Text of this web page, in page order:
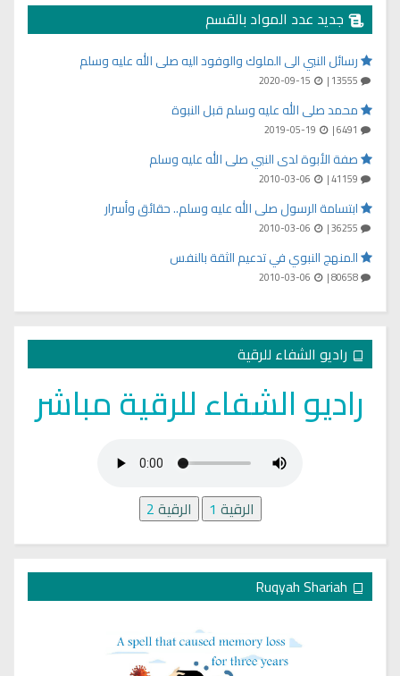
جديد عدد المواد بالقسم
رسائل النبي الى الملوك والوفود اليه صلى الله عليه وسلم
محمد صلى الله عليه وسلم قبل النبوة
صفة الأبوة لدى النبي صلى الله عليه وسلم
ابتسامة الرسول صلى الله عليه وسلم.. حقائق وأسرار
المنهج النبوي في تدعيم الثقة بالنفس
80658 |
راديو الشفاء للرقية
راديو الشفاء للرقية مباشر
الرقية 1 الرقية2